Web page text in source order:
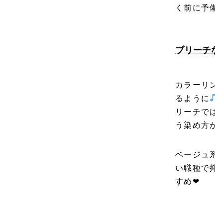
く前に予
ブリーチ
カラーリ
るように
リーチで
う染め方
ベージュ
い職種で
すめ❤︎